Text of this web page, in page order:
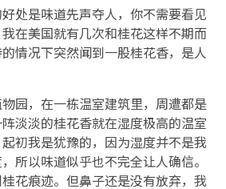
处是味道先声夺人，你不需要看见
在美国就有几次和桂花这样不期而
情况下突然闻到一股桂花香，是人
园，在一栋温室建筑里，周遭都是
淡淡的桂花香就在湿度极高的温室
初我是犹豫的，因为湿度并不是我
所以味道似乎也不完全让人确信。
花痕迹。但鼻子还是没有放弃，我